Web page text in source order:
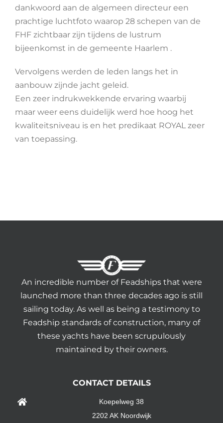
dankwoord aan de algemeen directeur een
prachtige luchtfoto waarop 28 schepen van de
FHF zichtbaar zijn tijdens de lustrum
bijeenkomst in de gemeente Haarlem .
Vervolgens werden de leden langs het in
aanbouw zijnde jacht geleid.
Een zeer indrukwekkende ervaring waarbij
maar weer eens duidelijk werd hoe hoog het
kwaliteitsniveau is en het predikaat ROYAL zeer
van toepassing.
An incredible number of Feadships that were
launched more than three decades ago is still
sailing today. As well as being a testimony to
Feadship standards of construction, many of
these yachts have been scrupulously
maintained by their owners.
CONTACT DETAILS
Koepelweg 38
2202 AK Noordwijk